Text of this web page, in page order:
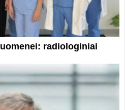
radiologiniai